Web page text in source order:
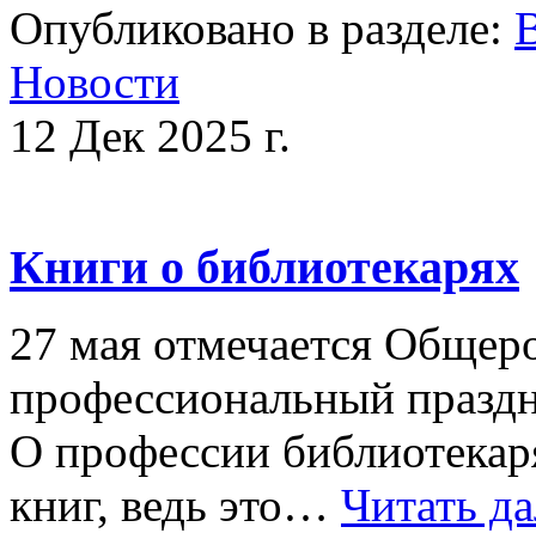
Опубликовано в разделе:
Новости
12 Дек 2025 г.
Книги о библиотекарях
27 мая отмечается
профессиональный
О профессии
книг, ведь это… Читать